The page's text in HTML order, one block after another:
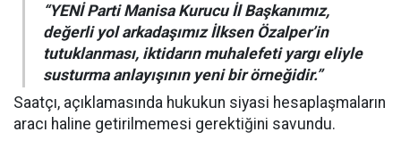
“YENİ Parti Manisa Kurucu İl Başkanımız,
değerli yol arkadaşımız İlksen Özalper’in
tutuklanması, iktidarın muhalefeti yargı eliyle
susturma anlayışının yeni bir örneğidir.”
Saatçı, açıklamasında hukukun siyasi hesaplaşmaların
aracı haline getirilmemesi gerektiğini savundu.